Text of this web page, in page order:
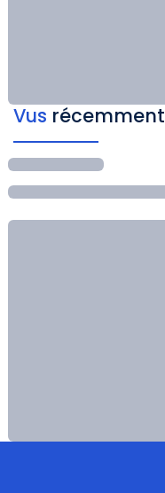
Vus récemment